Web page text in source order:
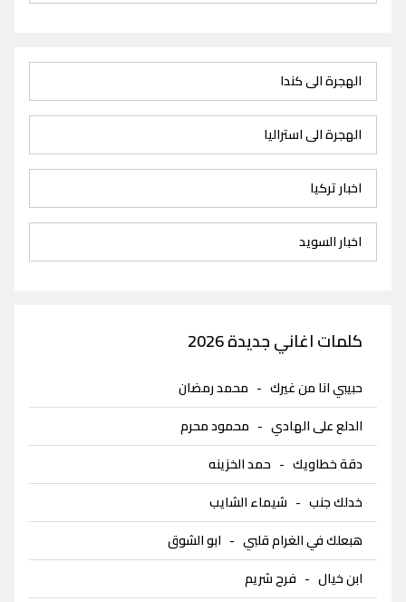
الهجرة الى كندا
الهجرة الى استراليا
اخبار تركيا
اخبار السويد
كلمات اغاني جديدة 2026
حبيبي انا من غيرك - محمد رمضان
الدلع على الهادي - محمود محرم
دقة خطاويك - حمد الخزينه
خدلك جنب - شيماء الشايب
هبعلك في الغرام قلبي - ابو الشوق
ابن خيال - فرح شريم